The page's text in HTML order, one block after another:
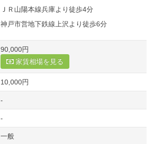
ＪＲ山陽本線兵庫より徒歩4分
神戸市営地下鉄線上沢より徒歩6分
90,000円
家賃相場を見る
10,000円
-
-
一般